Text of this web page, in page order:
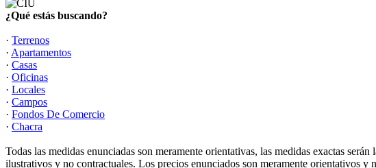
¿Qué estás buscando?
· Terrenos
· Apartamentos
· Casas
· Oficinas
· Locales
· Campos
· Fondos De Comercio
· Chacra
Todas las medidas enunciadas son meramente orientativas, las medidas exactas
ilustrativos y no contractuales. Los precios enunciados son meramente orientativos y